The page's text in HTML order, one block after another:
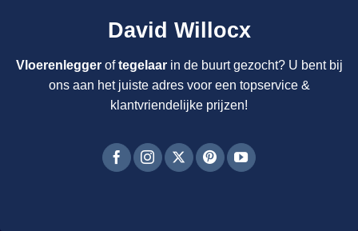
David Willocx
Vloerenleggeroftegelaarin de buurt gezocht? U bent bij
ons aan het juiste adres voor een topservice &
klantvriendelijke prijzen!